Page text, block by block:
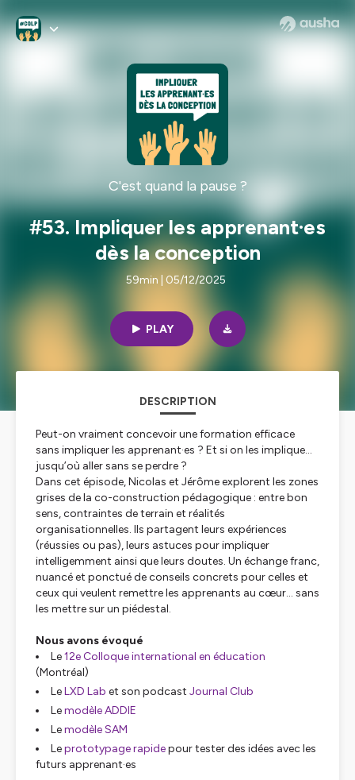
C'est quand la pause ?
#53. Impliquer les apprenant·es
dès la conception
59min | 05/12/2025
PLAY
DESCRIPTION
Peut-on vraiment concevoir une formation efficace
sans impliquer les apprenant·es ? Et si on les implique…
jusqu’où aller sans se perdre ?
Dans cet épisode, Nicolas et Jérôme explorent les zones
grises de la co-construction pédagogique : entre bon
sens, contraintes de terrain et réalités
organisationnelles. Ils partagent leurs expériences
(réussies ou pas), leurs astuces pour impliquer
intelligemment ainsi que leurs doutes. Un échange franc,
nuancé et ponctué de conseils concrets pour celles et
ceux qui veulent remettre les apprenants au cœur… sans
les mettre sur un piédestal.
Nous avons évoqué
Le12e Colloque international en éducation
(Montréal)
LeLXD Lab et son podcast Journal Club
Lemodèle ADDIE
Lemodèle SAM
Leprototypage rapidepour tester des idées avec les
futurs apprenant·es